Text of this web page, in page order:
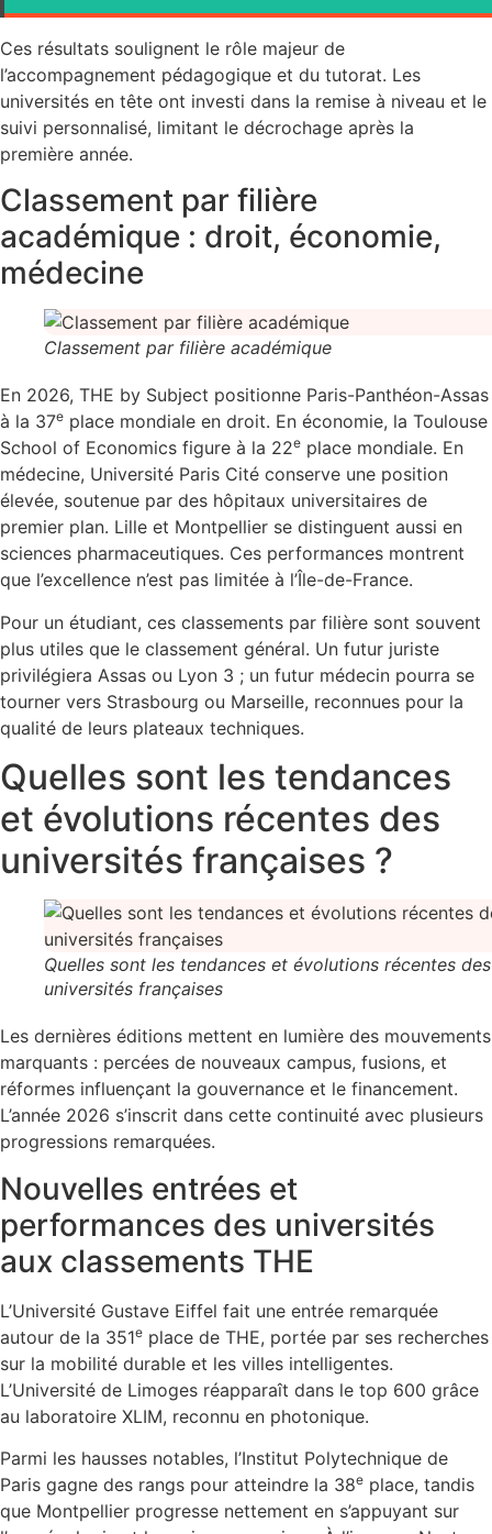
Ces résultats soulignent le rôle majeur de
l’accompagnement pédagogique et du tutorat. Les
universités en tête ont investi dans la remise à niveau et le
suivi personnalisé, limitant le décrochage après la
première année.
Classement par filière
académique : droit, économie,
médecine
Classement par filière académique
En 2026, THE by Subject positionne Paris-Panthéon-Assas
à la 37e place mondiale en droit. En économie, la Toulouse
School of Economics figure à la 22e place mondiale. En
médecine, Université Paris Cité conserve une position
élevée, soutenue par des hôpitaux universitaires de
premier plan. Lille et Montpellier se distinguent aussi en
sciences pharmaceutiques. Ces performances montrent
que l’excellence n’est pas limitée à l’Île-de-France.
Pour un étudiant, ces classements par filière sont souvent
plus utiles que le classement général. Un futur juriste
privilégiera Assas ou Lyon 3 ; un futur médecin pourra se
tourner vers Strasbourg ou Marseille, reconnues pour la
qualité de leurs plateaux techniques.
Quelles sont les tendances
et évolutions récentes des
universités françaises ?
Quelles sont les tendances et évolutions récentes des
universités françaises
Les dernières éditions mettent en lumière des mouvements
marquants : percées de nouveaux campus, fusions, et
réformes influençant la gouvernance et le financement.
L’année 2026 s’inscrit dans cette continuité avec plusieurs
progressions remarquées.
Nouvelles entrées et
performances des universités
aux classements THE
L’Université Gustave Eiffel fait une entrée remarquée
autour de la 351e place de THE, portée par ses recherches
sur la mobilité durable et les villes intelligentes.
L’Université de Limoges réapparaît dans le top 600 grâce
au laboratoire XLIM, reconnu en photonique.
Parmi les hausses notables, l’Institut Polytechnique de
Paris gagne des rangs pour atteindre la 38e place, tandis
que Montpellier progresse nettement en s’appuyant sur